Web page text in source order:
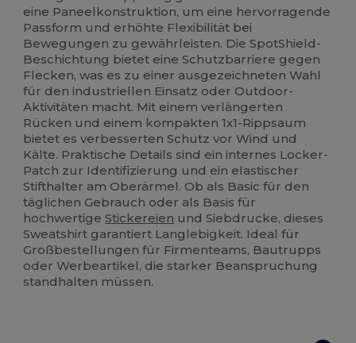
eine Paneelkonstruktion, um eine hervorragende
Passform und erhöhte Flexibilität bei
Bewegungen zu gewährleisten. Die SpotShield-
Beschichtung bietet eine Schutzbarriere gegen
Flecken, was es zu einer ausgezeichneten Wahl
für den industriellen Einsatz oder Outdoor-
Aktivitäten macht. Mit einem verlängerten
Rücken und einem kompakten 1x1-Rippsaum
bietet es verbesserten Schutz vor Wind und
Kälte. Praktische Details sind ein internes Locker-
Patch zur Identifizierung und ein elastischer
Stifthalter am Oberärmel. Ob als Basic für den
täglichen Gebrauch oder als Basis für
hochwertigeStickereien und Siebdrucke, dieses
Sweatshirt garantiert Langlebigkeit. Ideal für
Großbestellungen für Firmenteams, Bautrupps
oder Werbeartikel, die starker Beanspruchung
standhalten müssen.